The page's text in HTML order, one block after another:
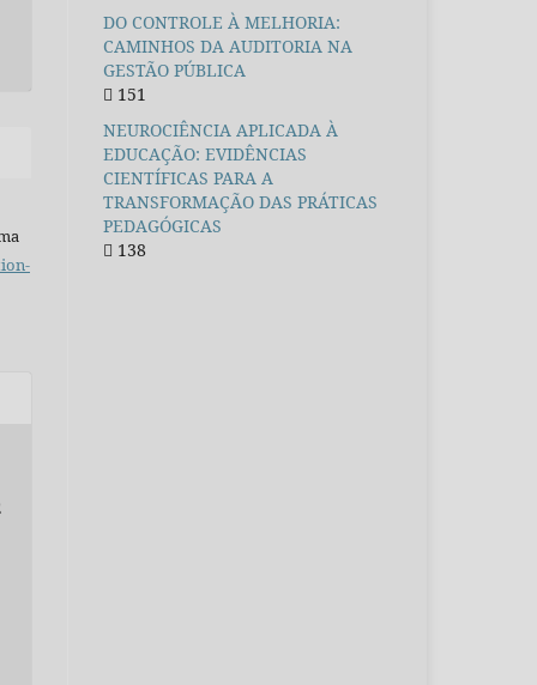
DO CONTROLE À MELHORIA:
CAMINHOS DA AUDITORIA NA
GESTÃO PÚBLICA
151
NEUROCIÊNCIA APLICADA À
EDUCAÇÃO: EVIDÊNCIAS
CIENTÍFICAS PARA A
TRANSFORMAÇÃO DAS PRÁTICAS
PEDAGÓGICAS
138